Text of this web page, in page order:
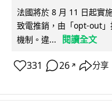
法國將於 8 月 11 日起實
致電推銷，由「opt-out
機制。違...
閱讀全文
331 26 ↗ 分享